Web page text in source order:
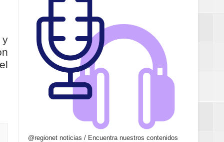
y
@regionet noticias / Encuentra nuestros contenidos